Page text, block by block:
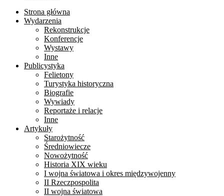
Strona główna
Wydarzenia
Rekonstrukcje
Konferencje
Wystawy
Inne
Publicystyka
Felietony
Turystyka historyczna
Biografie
Wywiady
Reportaże i relacje
Inne
Artykuły
Starożytność
Średniowiecze
Nowożytność
Historia XIX wieku
I wojna światowa i okres międzywojenny
II Rzeczpospolita
II wojna światowa